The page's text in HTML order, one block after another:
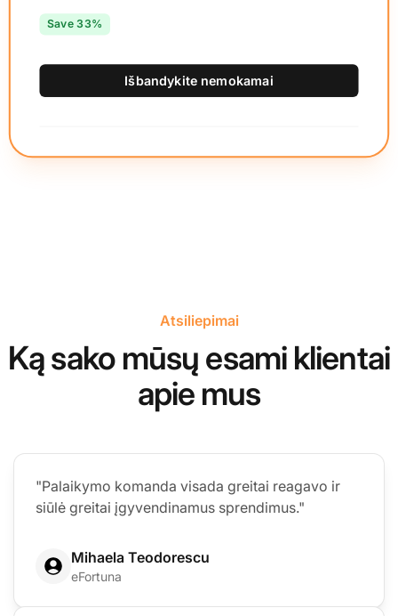
Save 33%
Išbandykite nemokamai
Atsiliepimai
Ką sako mūsų esami klientai
apie mus
"Palaikymo komanda visada greitai reagavo ir
siūlė greitai įgyvendinamus sprendimus."
Mihaela Teodorescu
eFortuna